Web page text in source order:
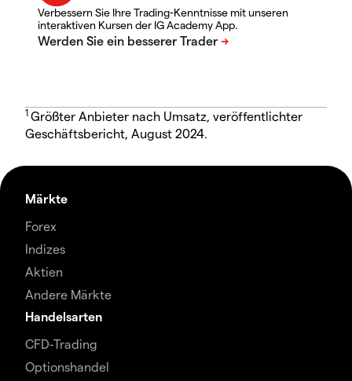
Verbessern Sie Ihre Trading-Kenntnisse mit unseren
interaktiven Kursen der IG Academy App.
1 Größter Anbieter nach Umsatz, veröffentlichter
Geschäftsbericht, August 2024.
Märkte
Forex
Indizes
Aktien
Andere Märkte
Handelsarten
CFD-Trading
Optionshandel